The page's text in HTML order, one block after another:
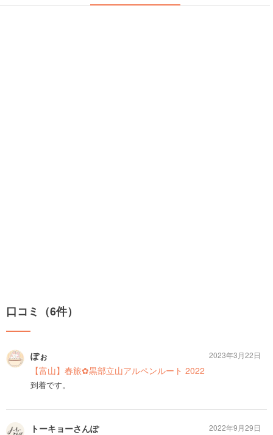
口コミ（6件）
ぽぉ
【富山】春旅✿黒部立山アルペンルート 2022
到着です。
2023年3月22日
トーキョーさんぽ
2022年9月29日